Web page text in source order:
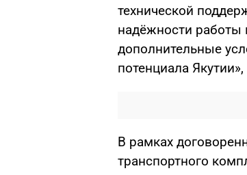
технической
надёжности работы
дополнительные
потенциала
В рамках
транспортного